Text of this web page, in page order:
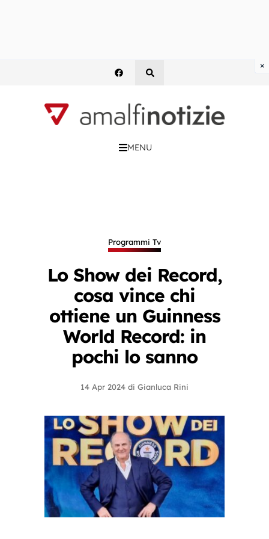
MENU
Programmi Tv
Lo Show dei Record,
cosa vince chi
ottiene un Guinness
World Record: in
pochi lo sanno
14 Apr 2024 di Gianluca Rini
×